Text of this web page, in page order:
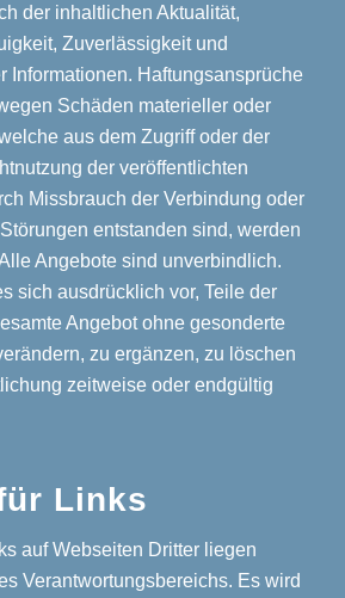
der inhaltlichen Aktualität,
Zuverlässigkeit und
Informationen. Haftungsansprüche
Schäden materieller oder
aus dem Zugriff oder der
der veröffentlichten
Missbrauch der Verbindung oder
entstanden sind, werden
Angebote sind unverbindlich.
sich ausdrücklich vor, Teile der
Angebot ohne gesonderte
zu ergänzen, zu löschen
zeitweise oder endgültig
Links
auf Webseiten Dritter liegen
Verantwortungsbereichs. Es wird